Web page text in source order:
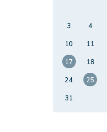
3
4
10
11
17
18
24
25
31